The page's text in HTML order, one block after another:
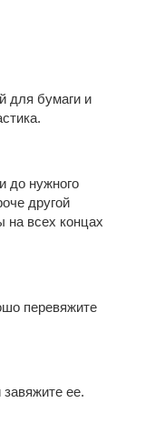
для бумаги и
до нужного
другой
на всех концах
перевяжите
завяжите ее.